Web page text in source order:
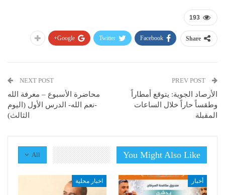
193
Share
Facebook
Twitter
Google+
الأرصاد الجوية: يتوقع أمطاراً
وطقساً حاراً خلال الساعات
المقبلة
NEXT POST
محاضرة الأسبوع – معرفة الله
-نعم الله- الدرس الأول (اليوم
الثالث)
All You Might Also Like
أخبار اخبار محلية